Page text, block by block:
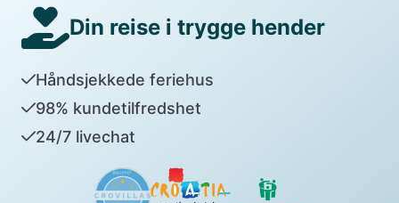
Din reise i trygge hender
Håndsjekkede feriehus
98% kundetilfredshet
24/7 livechat